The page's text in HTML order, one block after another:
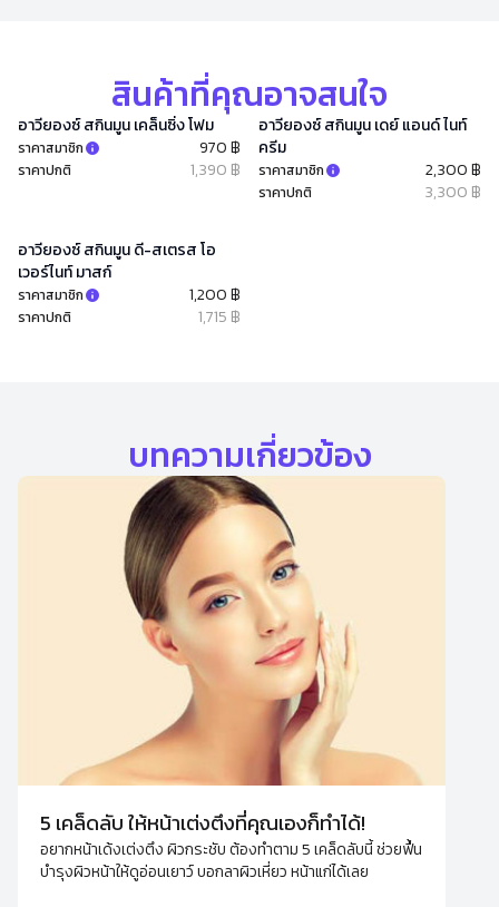
สินค้าที่คุณอาจสนใจ
อาวียองซ์ สกินมูน เคล็นซิ่ง โฟม
ราคาสมาชิก 970 ฿
ราคาปกติ 1,390 ฿
อาวียองซ์ สกินมูน เดย์ แอนด์ ไนท์
ครีม
ราคาสมาชิก 2,300 ฿
ราคาปกติ 3,300 ฿
อาวียองซ์ สกินมูน ดี-สเตรส โอ
เวอร์ไนท์ มาสก์
ราคาสมาชิก 1,200 ฿
ราคาปกติ 1,715 ฿
บทความเกี่ยวข้อง
5 เคล็ดลับ ให้หน้าเต่งตึงที่คุณเองก็ทำได้!
อยากหน้าเด้งเต่งตึง ผิวกระชับ ต้องทำตาม 5 เคล็ดลับนี้ ช่วยฟื้น
บำรุงผิวหน้าให้ดูอ่อนเยาว์ บอกลาผิวเหี่ยว หน้าแก่ได้เลย